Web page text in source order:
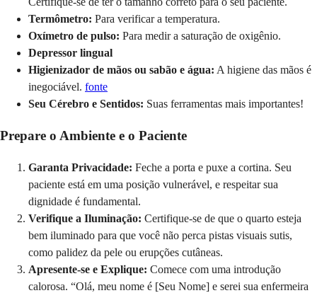
Termômetro: Para verificar a temperatura.
Oxímetro de pulso: Para medir a saturação de oxigênio.
Depressor lingual
Higienizador de mãos ou sabão e água: A higiene das mãos é
inegociável. fonte
Seu Cérebro e Sentidos: Suas ferramentas mais importantes!
Prepare o Ambiente e o Paciente
Garanta Privacidade: Feche a porta e puxe a cortina. Seu
paciente está em uma posição vulnerável, e respeitar sua
dignidade é fundamental.
Verifique a Iluminação: Certifique-se de que o quarto esteja
bem iluminado para que você não perca pistas visuais sutis,
como palidez da pele ou erupções cutâneas.
Apresente-se e Explique: Comece com uma introdução
calorosa. “Olá, meu nome é [Seu Nome] e serei sua enfermeira